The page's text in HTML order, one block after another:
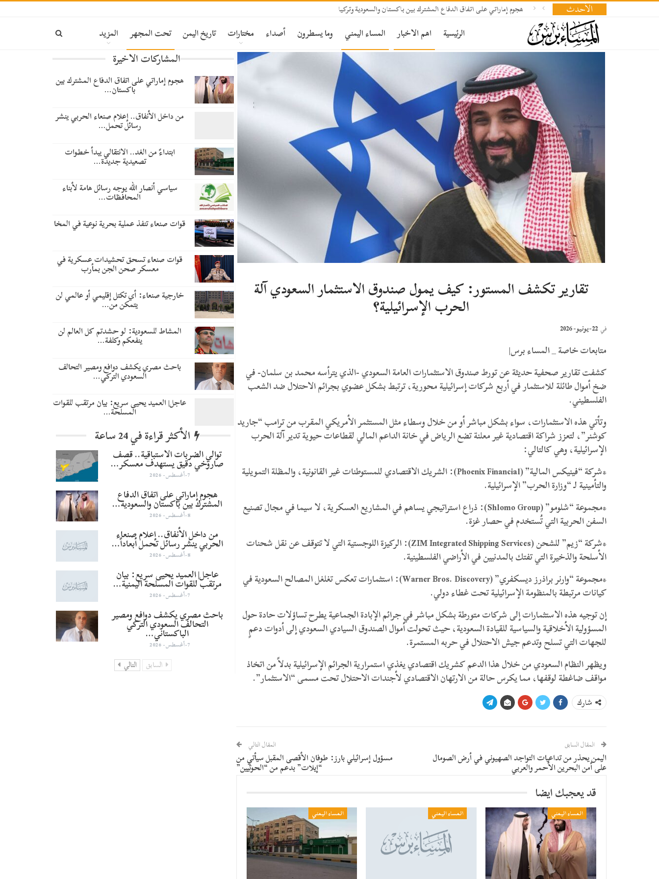
الأحدث هجوم إماراتي على اتفاق الدفاع المشترك بين باكستان والسعودية وتركيا
الرئيسية اهم الاخبار المساء اليمني وما يسطرون أصداء مختارات تاريخ اليمن تحت المجهر المزيد
تقارير تكشف المستور: كيف يمول صندوق الاستثمار السعودي آلة
الحرب الإسرائيلية؟
في 22-يونيو- 2026
متابعات خاصة _ المساء برس|
كشفت تقارير صحفية حديثة عن تورط صندوق الاستثمارات العامة السعودي -الذي يترأسه محمد بن سلمان- في
ضخ أموال طائلة للاستثمار في أربع شركات إسرائيلية محورية، ترتبط بشكل عضوي بجرائم الاحتلال ضد الشعب
الفلسطيني.
و​تأتي هذه الاستثمارات، سواء بشكل مباشر أو من خلال وسطاء مثل المستثمر الأمريكي المقرب من ترامب “جاريد
كوشنر”، لتعزز شراكة اقتصادية غير معلنة تضع الرياض في خانة الداعم المالي لقطاعات حيوية تدير آلة الحرب
الإسرائيلية، وهي كالتالي:
*​شركة “فينيكس المالية” (Phoenix Financial): الشريك الاقتصادي للمستوطنات غير القانونية، والمظلة التمويلية
والتأمينية لـ “وزارة الحرب” الإسرائيلية.
*​مجموعة “شلومو” (Shlomo Group): ذراع استراتيجي يساهم في المشاريع العسكرية، لا سيما في مجال تصنيع
السفن الحربية التي تُستخدم في حصار غزة.
*​شركة “زيم” للشحن (ZIM Integrated Shipping Services): الركيزة اللوجستية التي لا تتوقف عن نقل شحنات
الأسلحة والذخيرة التي تفتك بالمدنيين في الأراضي الفلسطينية.
*​مجموعة “وارنر براذرز ديسكفري” (Warner Bros. Discovery): استثمارات تعكس تغلغل المصالح السعودية في
كيانات مرتبطة بالمنظومة الإسرائيلية تحت غطاء دولي.
​إن توجيه هذه الاستثمارات إلى شركات متورطة بشكل مباشر في جرائم الإبادة الجماعية يطرح تساؤلات حادة حول
المسؤولية الأخلاقية والسياسية للقيادة السعودية، حيث تحولت أموال الصندوق السيادي السعودي إلى أدوات دعمٍ
للجهات التي تسلح وتدعم جيش الاحتلال في حربه المستمرة.
ويظهر النظام السعودي من خلال هذا الدعم كشريك اقتصادي يغذي استمرارية الجرائم الإسرائيلية بدلاً من اتخاذ
مواقف ضاغطة لوقفها، مما يكرس حالة من الارتهان الاقتصادي لأجندات الاحتلال تحت مسمى “الاستثمار”.
شارك
المقال السابق
اليمن يحذر من تداعيات التواجد الصهيوني في أرض الصومال
على أمن البحرين الأحمر والعربي
المقال التالي
مسؤول إسرائيلي بارز: طوفان الأقصى المقبل سيأتي من
“إيلات” بدعم من “الحوثيين”
قد يعجبك ايضا
المساء اليمني المساء اليمني المساء اليمني
المشاركات الاخيرة
هجوم إماراتي على اتفاق الدفاع المشترك بين
باكستان…
من داخل الأنفاق.. إعلام صنعاء الحربي ينشر
رسائل تحمل…
​ابتداءً من الغد.. الانتقالي يبدأ خطوات
تصعيدية جديدة…
سياسي أنصار الله يوجه رسائل هامة لأبناء
المحافظات…
قوات صنعاء تنفذ عملية بحرية نوعية في المخا
قوات صنعاء تسحق تحشيدات عسكرية في
معسكر صحن الجن بمأرب
خارجية صنعاء: أي تكتل إقليمي أو عالمي لن
يتمكن من…
المشاط للسعودية: لو حشدتم كل العالم لن
ينفعكم وكلفة…
باحث مصري يكشف دوافع ومصير التحالف
السعودي التركي…
عاجل| العميد يحيى سريع: بيان مرتقب للقوات
المسلحة…
الأكثر قراءة في 24 ساعة
توالي الضربات الاستباقية.. قصف
صاروخي دقيق يستهدف معسكر…
7-أغسطس- 2026
هجوم إماراتي على اتفاق الدفاع
المشترك بين باكستان والسعودية…
8-أغسطس- 2026
من داخل الأنفاق.. إعلام صنعاء
الحربي ينشر رسائل تحمل أبعاداً…
8-أغسطس- 2026
عاجل| العميد يحيى سريع: بيان
مرتقب للقوات المسلحة اليمنية…
7-أغسطس- 2026
باحث مصري يكشف دوافع ومصير
التحالف السعودي التركي
الباكستاني…
7-أغسطس- 2026
السابق التالي